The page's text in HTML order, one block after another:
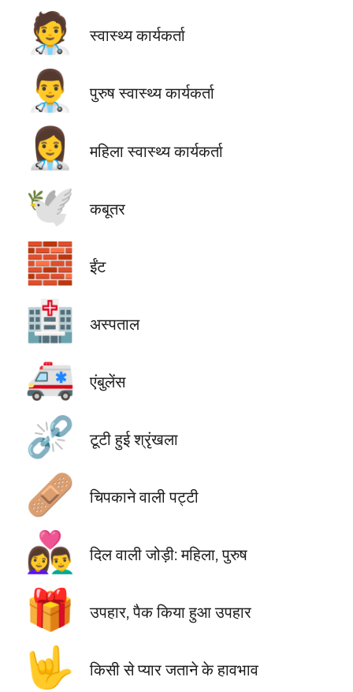
🧑‍⚕️ स्वास्थ्य कार्यकर्ता
👨‍⚕️ पुरुष स्वास्थ्य कार्यकर्ता
👩‍⚕️ महिला स्वास्थ्य कार्यकर्ता
🕊️ कबूतर
🧱 ईंट
🏥 अस्पताल
🚑 एंबुलेंस
⛓️‍💥 टूटी हुई श्रृंखला
🩹 चिपकाने वाली पट्‍टी
👩‍❤️‍👨 दिल वाली जोड़ी: महिला, पुरुष
🎁 उपहार, पैक किया हुआ उपहार
🤟 किसी से प्यार जताने के हावभाव